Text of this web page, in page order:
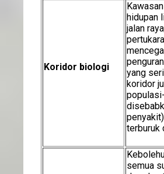
Koridor biologi
hidupan
jalan
yang
koridor
terburuk
semua